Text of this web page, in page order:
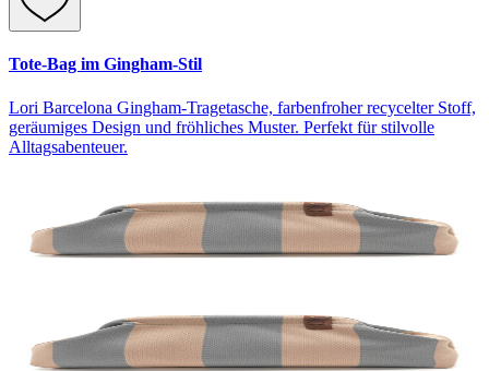
Tote-Bag im Gingham-Stil
Lori Barcelona Gingham-Tragetasche, farbenfroher recycelter Stoff,
geräumiges Design und fröhliches Muster. Perfekt für stilvolle
Alltagsabenteuer.